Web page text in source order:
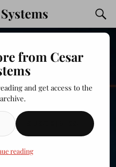
from Cesar
and get access to the
reading